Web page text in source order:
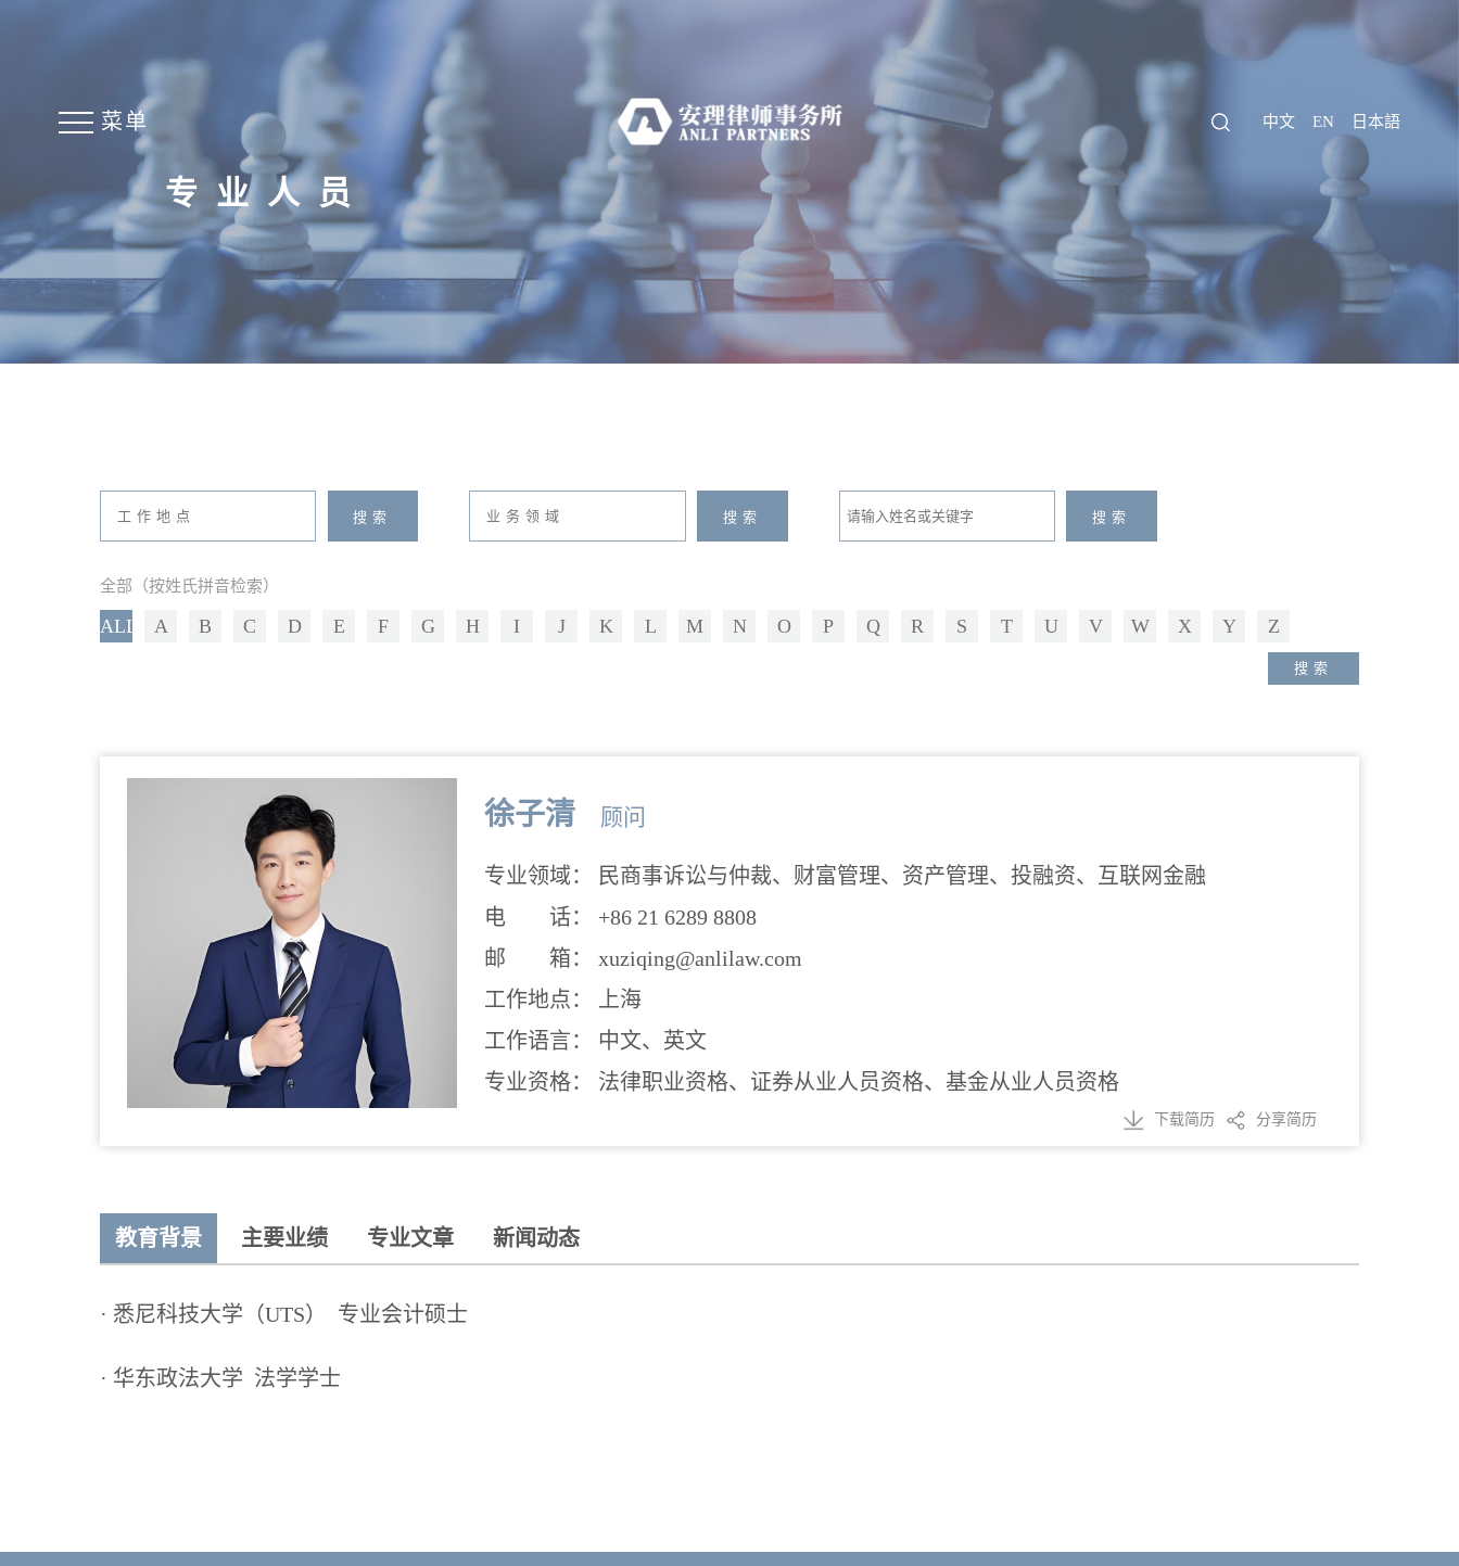
菜单 中文 EN 日本語
专业人员
全部（按姓氏拼音检索）
ALL A B C D E F G H I J K L M N O P Q R S T U V W X Y Z
徐子清 顾问
专业领域： 民商事诉讼与仲裁、财富管理、资产管理、投融资、互联网金融
电 话： +86 21 6289 8808
邮 箱： xuziqing@anlilaw.com
工作地点： 上海
工作语言： 中文、英文
专业资格： 法律职业资格、证券从业人员资格、基金从业人员资格
下载简历 分享简历
教育背景 主要业绩 专业文章 新闻动态
· 悉尼科技大学（UTS） 专业会计硕士
· 华东政法大学 法学学士